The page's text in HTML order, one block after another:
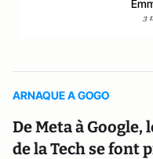
3
ARNAQUE A GOGO
De Meta à Google,
de la Tech se font